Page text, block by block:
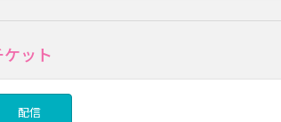
ット
配信